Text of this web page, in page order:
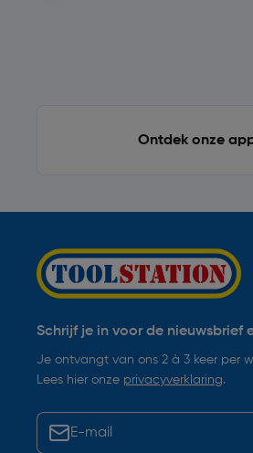
Ontdek onze
Schrijf je in voor de nieuwsbrief
Je ontvangt van ons 2 à 3 keer per
Lees hier onze privacyverklaring.